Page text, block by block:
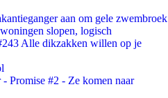
aan om gele zwembroek
slopen, logisch
Alle dikzakken willen op je
Promise #2 - Ze komen naar